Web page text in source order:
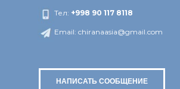
Тел: +998 90 117 8118
Email: chiranaasia@gmail.com
НАПИСАТЬ СООБЩЕНИЕ